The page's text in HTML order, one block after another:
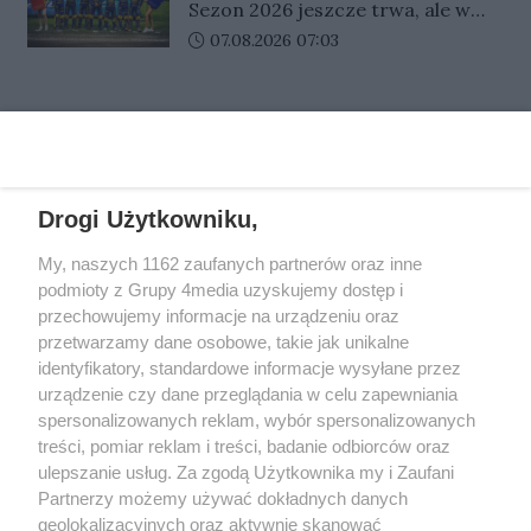
interwencję.
Społecznych podpisały
porozumienie, które ma ułatwić
życie.
zamknięciu dotychczasowego
lokalu pojawi się nowa marka.
Gorzów?
Sezon 2026 jeszcze trwa, ale w
Gezet Stali Gorzów już zapadają
odejście młodego zawodnika,
który jeszcze niedawno był
bardzo blisko pozostania w
Gorzowie.
Data dodania artykułu:
07.08.2026 07:03
REKLAMA
Drogi Użytkowniku,
My, naszych 1162 zaufanych partnerów oraz inne
podmioty z Grupy 4media uzyskujemy dostęp i
przechowujemy informacje na urządzeniu oraz
przetwarzamy dane osobowe, takie jak unikalne
identyfikatory, standardowe informacje wysyłane przez
urządzenie czy dane przeglądania w celu zapewniania
spersonalizowanych reklam, wybór spersonalizowanych
treści, pomiar reklam i treści, badanie odbiorców oraz
ulepszanie usług. Za zgodą Użytkownika my i Zaufani
Partnerzy możemy używać dokładnych danych
geolokalizacyjnych oraz aktywnie skanować